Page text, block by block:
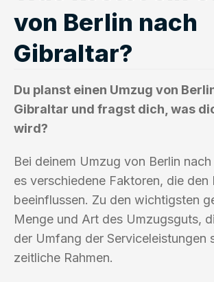
von Berlin nach
Gibraltar?
Du planst einen Umzug von
Gibraltar und fragst dich, was
wird?
Bei deinem Umzug von Berlin
es verschiedene Faktoren, die den
beeinflussen. Zu den wichtigsten
Menge und Art des Umzugsguts,
der Umfang der Serviceleistungen
zeitliche Rahmen.